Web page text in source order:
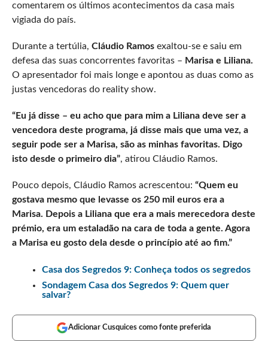
comentarem os últimos acontecimentos da casa mais
vigiada do país.
Durante a tertúlia, Cláudio Ramosexaltou-se e saiu em
defesa das suas concorrentes favoritas – Marisa e Liliana.
O apresentador foi mais longe e apontou as duas como as
justas vencedoras do reality show.
“Eu já disse – eu acho que para mim a Liliana deve ser a
vencedora deste programa, já disse mais que uma vez, a
seguir pode ser a Marisa, são as minhas favoritas. Digo
isto desde o primeiro dia”, atirou Cláudio Ramos.
Pouco depois, Cláudio Ramos acrescentou: “Quem eu
gostava mesmo que levasse os 250 mil euros era a
Marisa. Depois a Liliana que era a mais merecedora deste
prémio, era um estaladão na cara de toda a gente. Agora
a Marisa eu gosto dela desde o princípio até ao fim.”
Casa dos Segredos 9: Conheça todos os segredos
Sondagem Casa dos Segredos 9: Quem quer
salvar?
Adicionar Cusquices como fonte preferida